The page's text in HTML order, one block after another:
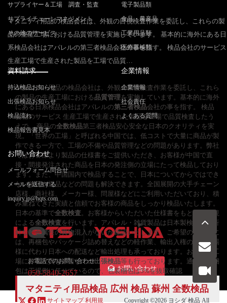
マタニティ用品の検品会社は、外観の目視検査作業を委託し、これらの製
品の生産工場における品質管理を実施しています。 基本的に海外にある日
系検品会社はアパレルの第三者検品会社の事を指す。 検品会社のサービス
生産工場で生産された製品を工場で品質…
マタニティ用品の検品会社は、外観の目視検査作業を委託し、これら
の製品の生産工場における品質管理 を実施しています。基本的に海外
にある日系検品会社はアパレルの第三者検品会社の事を指す。 検品
会社のサービス 生産工場で生産された製品を工場で品質検査したう
えで、 商品の全数検品第三者検品安心安全な日本のクオリティを実
現。「世界の工場」と呼ばれる中国では、低コストで大量に商品が製
作できる一方で、工場の不備や品質管理などの問題があります。弊社
ではお客様より製品の仕様書をご提供いただき、お客様が中国で直
接・間接発注された商品を日本の発注側の立場にたって検品しており
ます。また、中国国内で検品することで、日本についてからではでき
ない修正や返品などの問題も解決できます。全国展開の大手チェーン
店様、商社様、メーカー様、問屋様などにご利用いただいており、積
み重ねてきた実績と信頼でお客様の商品をしっかり検品いたします。
日本の基準で全数検査 。お客様からいただいた仕様書をもとに、目視
による全数検査を行います。アパレル・雑貨製品は日本製検針機で折
針など金属性の異物混入がないか確認いたします。ご希望のお客様に
は、再梱包やパッケージ詰め替えなどの軽作業、輸出入権のない工場
様に代わり日本への配送など輸出処理も承っております。お客様の工
場に弊社社員を派遣しての出張検品等も行っております。通常包装梱
包は工場側に任せているので、包装梱包は5%を抜取確認
マタニティ用品検品 広州 検品 蘇州 全数検品
サプライヤー＆工場 調査・監査
サプライチェーンマネジメント
その他のサービス
電子製品類
食品・農産品
工業用品類
医療器械類
資料請求
持込検品お知らせ
出張検品お知らせ
検品流れ
検品報告書見本
企業情報
企業情報
社会責任
よくある質問
お問い合わせ
メールフォーム問合せ
メールを送信する
inquiry.jp@hqts.com
お電話でのお問い合わせ
050-5840-2657
お問い合わせ
サイトマップ 利用規 Copyright ©2026 ヨシダ 検品 All